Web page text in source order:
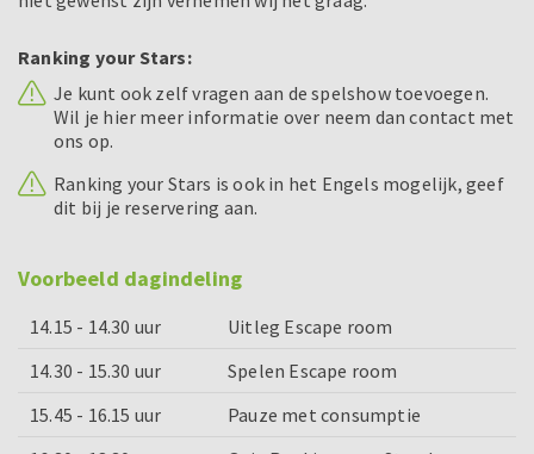
Ranking your Stars:
Je kunt ook zelf vragen aan de spelshow toevoegen.
Wil je hier meer informatie over neem dan contact met
ons op.
Ranking your Stars is ook in het Engels mogelijk, geef
dit bij je reservering aan.
Voorbeeld dagindeling
14.15 - 14.30 uur
Uitleg Escape room
14.30 - 15.30 uur
Spelen Escape room
15.45 - 16.15 uur
Pauze met consumptie